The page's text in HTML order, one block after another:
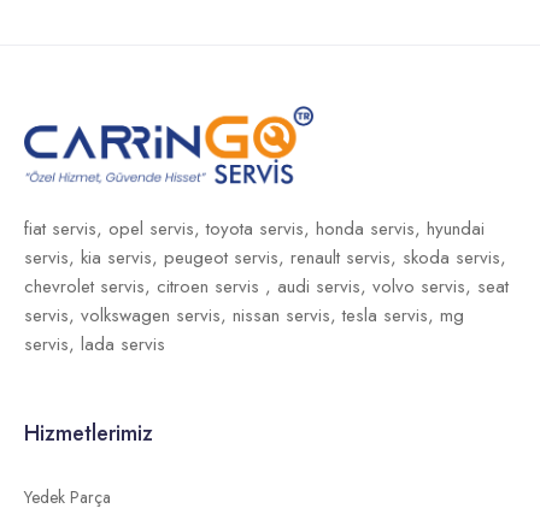
fiat servis, opel servis,toyota servis, honda servis, hyundai
servis, kia servis, peugeot servis, renault servis, skoda servis,
chevrolet servis, citroen servis , audi servis, volvo servis, seat
servis, volkswagen servis, nissan servis,tesla servis, mg
servis, lada servis
Hizmetlerimiz
Yedek Parça